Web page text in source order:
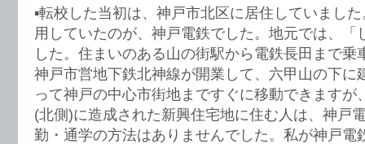
▪️転校した当初は、神戸市北区に居住していまし
用していたのが、神戸電鉄でした。地元では、「
した。住まいのある山の街駅から電鉄長田まで乗
神戸市営地下鉄北神線が開業して、六甲山の下に
って神戸の中心市街地まですぐに移動できますが
(北側)に造成された新興住宅地に住む人は、神戸
勤・通学の方法はありませんでした。私が神戸電